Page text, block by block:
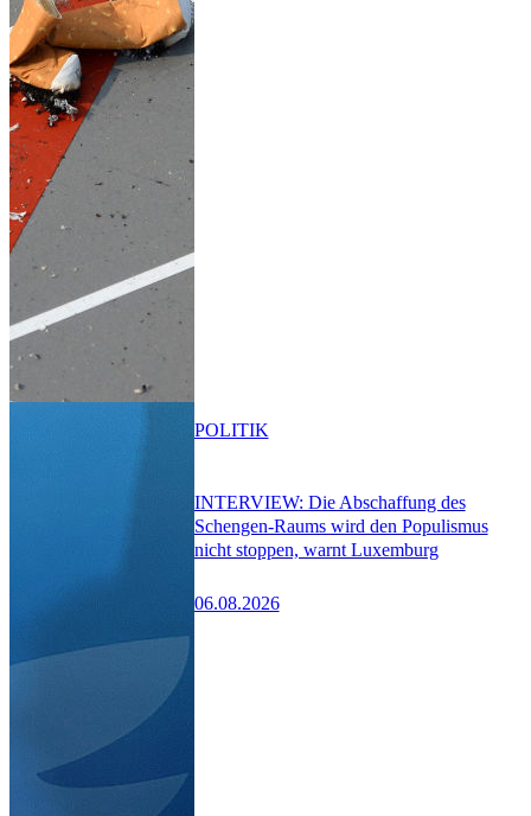
INTERVIEW: Die Abschaffung des
Schengen-Raums wird den Populismus
nicht stoppen, warnt Luxemburg
06.08.2026
POLITIK